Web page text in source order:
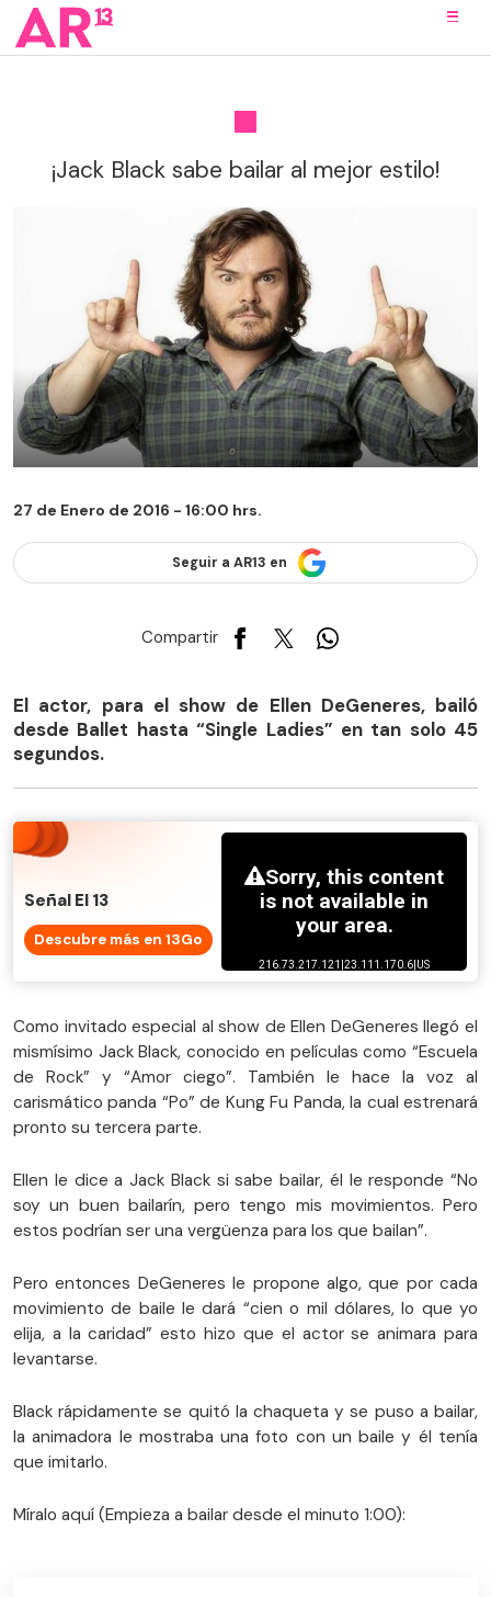
¡Jack Black sabe bailar al mejor estilo!
27 de Enero de 2016 - 16:00 hrs.
Seguir a AR13 en
Compartir
El actor, para el show de Ellen DeGeneres, bailó
desde Ballet hasta “Single Ladies” en tan solo 45
segundos.
Señal El 13
Descubre más en 13Go
Como invitado especial al show de Ellen DeGeneres llegó el
mismísimo Jack Black, conocido en películas como “Escuela
de Rock” y “Amor ciego”. También le hace la voz al
carismático panda “Po” de Kung Fu Panda, la cual estrenará
pronto su tercera parte.
Ellen le dice a Jack Black si sabe bailar, él le responde “No
soy un buen bailarín, pero tengo mis movimientos. Pero
estos podrían ser una vergüenza para los que bailan”.
Pero entonces DeGeneres le propone algo, que por cada
movimiento de baile le dará “cien o mil dólares, lo que yo
elija, a la caridad” esto hizo que el actor se animara para
levantarse.
Black rápidamente se quitó la chaqueta y se puso a bailar,
la animadora le mostraba una foto con un baile y él tenía
que imitarlo.
Míralo aquí (Empieza a bailar desde el minuto 1:00):